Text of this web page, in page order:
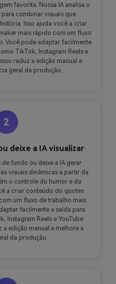
favorita. Nossa IA analisa o
combinar visuais que
Isso ajuda você a criar
mais rápido com um fluxo
Você pode adaptar facilmente
TikTok, Instagram Reels e
reduz a edição manual e
geral da produção.
2
deixe a IA visualizar
de fundo ou deixe a IA gerar
visuais dinâmicas a partir da
o controle do humor e da
a criar conteúdo do quotes
um fluxo de trabalho mais
facilmente a saída para
Instagram Reels e YouTube
edição manual e melhora a
da produção.